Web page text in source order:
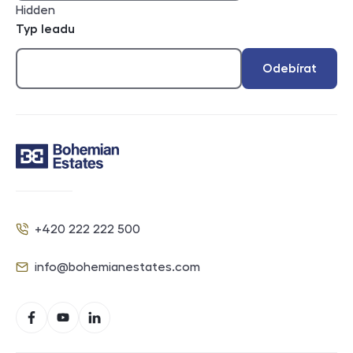
Hidden
Typ leadu
Odebírat
Telefon
+420 222 222 500
E-mail
info@bohemianestates.com
FacebookYouTubeLinkedIn